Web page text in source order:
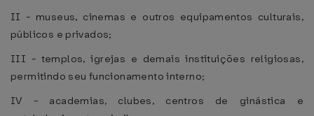
II - museus, cinemas e outros equipamentos culturais,
públicos e privados;
III - templos, igrejas e demais instituições religiosas,
permitindo seu funcionamento interno;
IV - academias, clubes, centros de ginástica e